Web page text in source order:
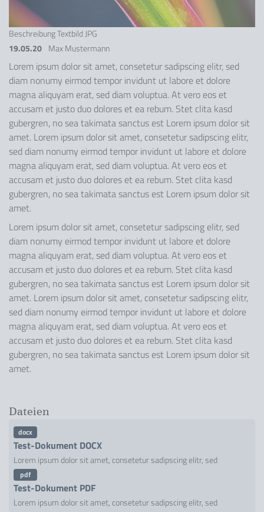
Beschreibung Textbild JPG
19.05.20 Max Mustermann
Lorem ipsum dolor sit amet, consetetur sadipscing elitr, sed
diam nonumy eirmod tempor invidunt ut labore et dolore
magna aliquyam erat, sed diam voluptua. At vero eos et
accusam et justo duo dolores et ea rebum. Stet clita kasd
gubergren, no sea takimata sanctus est Lorem ipsum dolor sit
amet. Lorem ipsum dolor sit amet, consetetur sadipscing elitr,
sed diam nonumy eirmod tempor invidunt ut labore et dolore
magna aliquyam erat, sed diam voluptua. At vero eos et
accusam et justo duo dolores et ea rebum. Stet clita kasd
gubergren, no sea takimata sanctus est Lorem ipsum dolor sit
amet.
Lorem ipsum dolor sit amet, consetetur sadipscing elitr, sed
diam nonumy eirmod tempor invidunt ut labore et dolore
magna aliquyam erat, sed diam voluptua. At vero eos et
accusam et justo duo dolores et ea rebum. Stet clita kasd
gubergren, no sea takimata sanctus est Lorem ipsum dolor sit
amet. Lorem ipsum dolor sit amet, consetetur sadipscing elitr,
sed diam nonumy eirmod tempor invidunt ut labore et dolore
magna aliquyam erat, sed diam voluptua. At vero eos et
accusam et justo duo dolores et ea rebum. Stet clita kasd
gubergren, no sea takimata sanctus est Lorem ipsum dolor sit
amet.
Dateien
docx
Test-Dokument DOCX
Lorem ipsum dolor sit amet, consetetur sadipscing elitr, sed
pdf
Test-Dokument PDF
Lorem ipsum dolor sit amet, consetetur sadipscing elitr, sed